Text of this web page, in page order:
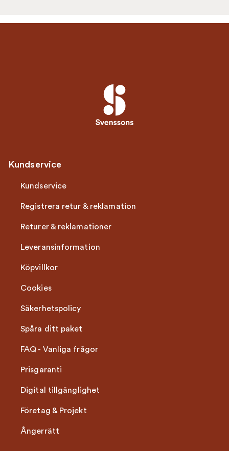
Kundservice
Kundservice
Registrera retur & reklamation
Returer & reklamationer
Leveransinformation
Köpvillkor
Cookies
Säkerhetspolicy
Spåra ditt paket
FAQ - Vanliga frågor
Prisgaranti
Digital tillgänglighet
Företag & Projekt
Ångerrätt